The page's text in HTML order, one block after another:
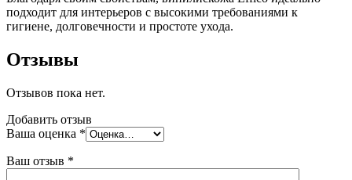
подходит для интерьеров с высокими требованиями к
гигиене, долговечности и простоте ухода.
Отзывы
Отзывов пока нет.
Добавить отзыв
Ваша оценка *
Ваш отзыв *